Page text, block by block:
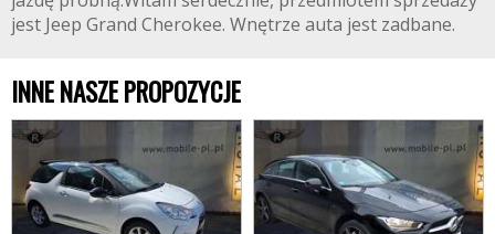
jest Jeep Grand Cherokee. Wnętrze auta jest zadbane.
INNE NASZE PROPOZYCJE